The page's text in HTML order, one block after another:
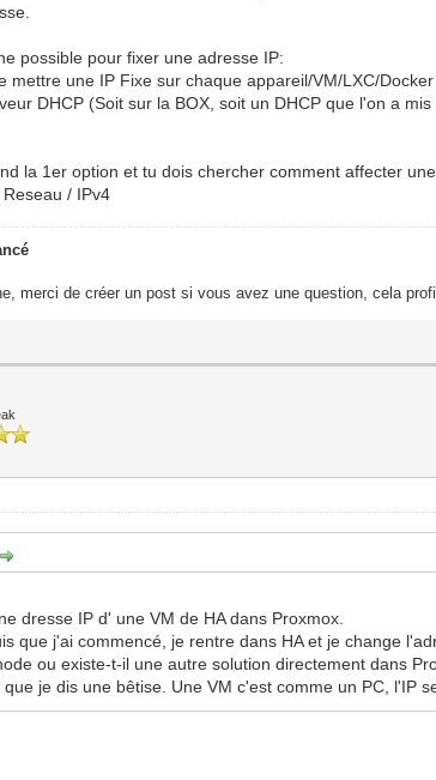
possible pour fixer une adresse IP:
mettre une IP Fixe sur chaque appareil/VM/LXC/
DHCP (Soit sur la BOX, soit un DHCP que l'on a
la 1er option et tu dois chercher comment affecter
/ IPv4
merci de créer un post si vous avez une question, cela
dresse IP d' une VM de HA dans Proxmox.
que j'ai commencé, je rentre dans HA et je change
ou existe-t-il une autre solution directement dans
je dis une bêtise. Une VM c'est comme un PC, l'IP